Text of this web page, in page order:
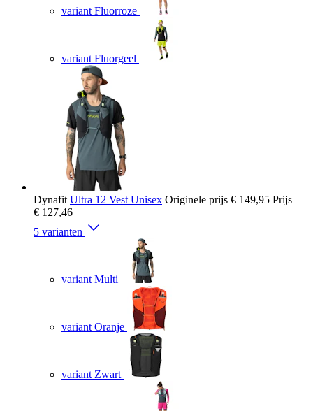
variant Fluorroze
variant Fluorgeel
Dynafit Ultra 12 Vest Unisex Originele prijs € 149,95 Prijs
€ 127,46
5 varianten
variant Multi
variant Oranje
variant Zwart